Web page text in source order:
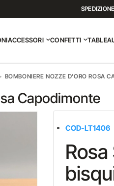
ACCESSORI CONFETTI
BOMBONIERE NOZZE D'ORO ROSA
Capodimonte
COD-LT1406